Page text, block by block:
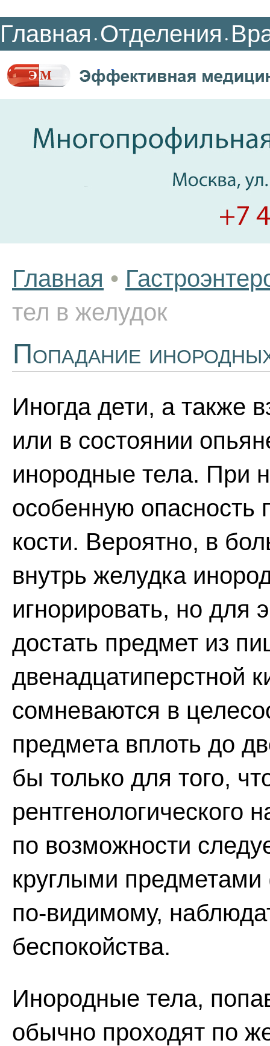
Главная • Отделения •
Главная •
тел в желудок
Попадание
Иногда дети, а также
или в состоянии
инородные тела. При
особенную опасность
кости. Вероятно, в
внутрь желудка
игнорировать, но для
достать предмет из
двенадцатиперстной
сомневаются в
предмета вплоть до
бы только для того,
по возможности
круглыми
по-видимому,
беспокойства.
Инородные тела,
обычно проходят по